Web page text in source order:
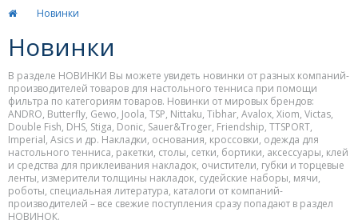
Москва
Дилеры
Контакты
Форум
Каталог
Новинки
Новинки
В разделе НОВИНКИ Вы можете увидеть новинки от разных компаний-
производителей товаров для настольного тенниса при помощи
фильтра по категориям товаров. Новинки от мировых брендов:
ANDRO, Butterfly, Gewo, Joola, TSP, Nittaku, Tibhar, Avalox, Xiom, Victas,
Double Fish, DHS, Stiga, Donic, Sauer&Troger, Friendship, TTSPORT,
Imperial, Asics и др. Накладки, основания, кроссовки, одежда для
настольного тенниса, ракетки, столы, сетки, бортики, аксессуары, клей
и средства для приклеивания накладок, очистители, губки и торцевые
ленты, измерители толщины накладок, судейские наборы, мячи,
роботы, специальная литература, каталоги от компаний-
производителей – все свежие поступления сразу попадают в раздел
НОВИНОК.